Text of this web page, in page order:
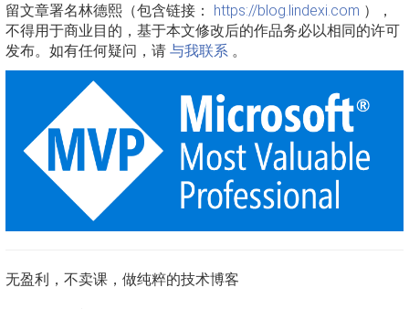
留文章署名林德熙（包含链接： https://blog.lindexi.com ），
不得用于商业目的，基于本文修改后的作品务必以相同的许可
发布。如有任何疑问，请 与我联系 。
无盈利，不卖课，做纯粹的技术博客